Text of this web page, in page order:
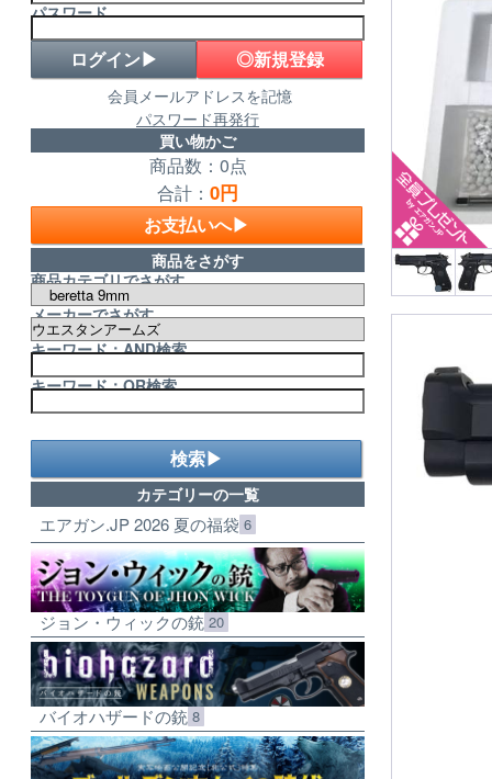
パスワード
◎新規登録
会員メールアドレスを記憶
パスワード再発行
買い物かご
商品数：0点
合計： 0円
お支払いへ▶
商品をさがす
商品カテゴリでさがす
メーカーでさがす
キーワード：AND検索
キーワード：OR検索
検索▶
カテゴリーの一覧
エアガン.JP 2026 夏の福袋 6
ジョン・ウィックの銃 20
バイオハザードの銃 8